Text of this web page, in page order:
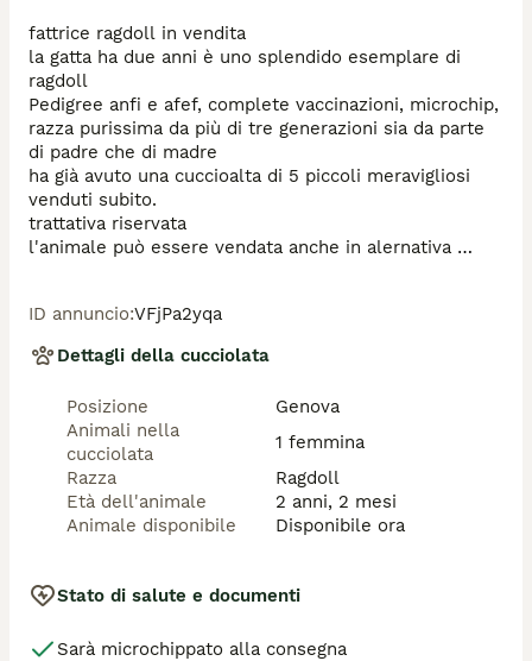
fattrice ragdoll in vendita
la gatta ha due anni è uno splendido esemplare di
ragdoll
Pedigree anfi e afef, complete vaccinazioni, microchip,
razza purissima da più di tre generazioni sia da parte
di padre che di madre
ha già avuto una cuccioalta di 5 piccoli meravigliosi
venduti subito.
trattativa riservata
l'animale può essere vendata anche in alernativa
ID annuncio:VFjPa2yqa
Dettagli della cucciolata
Posizione
Genova
Animali nella
cucciolata
1 femmina
Razza
Ragdoll
Età dell'animale
2 anni, 2 mesi
Animale disponibile
Disponibile ora
Stato di salute e documenti
Sarà microchippato alla consegna